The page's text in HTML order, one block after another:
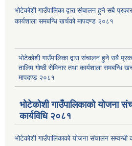
भोटेकोशी गाउँपालिका द्वारा संचालन हुने सबै
कार्यशाला समबन्धि खर्चको मापदण्ड २०८१
भोटेकोशी गाउँपालिका द्वारा संचालन हुने सबै
तालिम गोष्ठी सेमिनार तथा कार्यशाला समबन्धि
मापदण्ड २०८१
भोटेकोशी गाउँपालिकाको योजना
कार्यविधि २०८१
भोटेकोशी गाउँपालिकाको योजना संचालन सम्वन्धी